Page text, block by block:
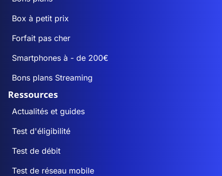
Box à petit prix
Forfait pas cher
Smartphones à - de 200€
Bons plans Streaming
Ressources
Actualités et guides
Test d'éligibilité
Test de débit
Test de réseau mobile